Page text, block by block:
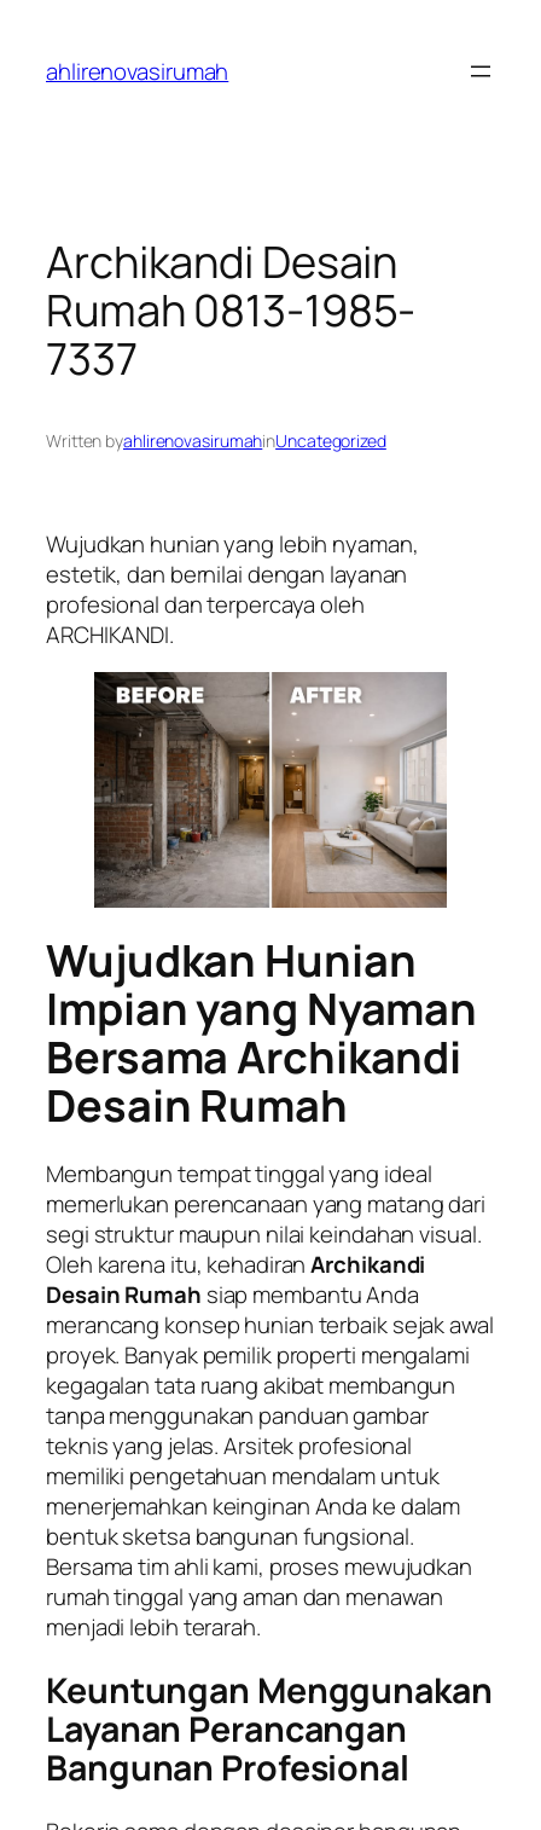
content
ahlirenovasirumah
Archikandi Desain
Rumah 0813-1985-
7337
Written byahlirenovasirumahinUncategorized
Wujudkan hunian yang lebih nyaman,
estetik, dan bernilai dengan layanan
profesional dan terpercaya oleh
ARCHIKANDI.
Wujudkan Hunian
Impian yang Nyaman
Bersama Archikandi
Desain Rumah
Membangun tempat tinggal yang ideal
memerlukan perencanaan yang matang dari
segi struktur maupun nilai keindahan visual.
Oleh karena itu, kehadiranArchikandi
Desain Rumah siap membantu Anda
merancang konsep hunian terbaik sejak awal
proyek. Banyak pemilik properti mengalami
kegagalan tata ruang akibat membangun
tanpa menggunakan panduan gambar
teknis yang jelas. Arsitek profesional
memiliki pengetahuan mendalam untuk
menerjemahkan keinginan Anda ke dalam
bentuk sketsa bangunan fungsional.
Bersama tim ahli kami, proses mewujudkan
rumah tinggal yang aman dan menawan
menjadi lebih terarah.
Keuntungan Menggunakan
Layanan Perancangan
Bangunan Profesional